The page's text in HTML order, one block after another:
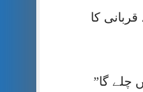
کا
چلے گا”